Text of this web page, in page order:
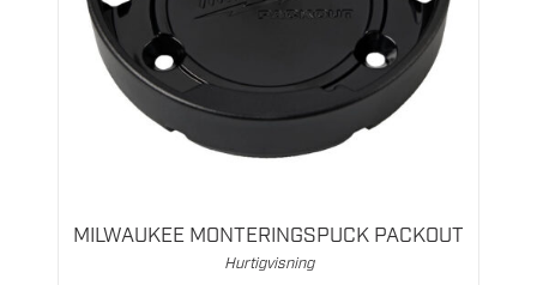
MILWAUKEE MONTERINGSPUCK PACKOUT
Hurtigvisning